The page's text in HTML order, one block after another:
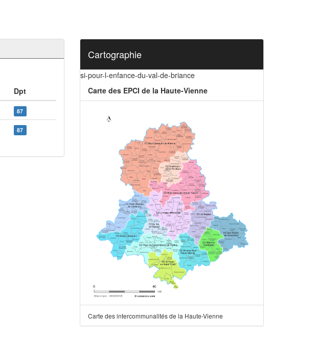
Dpt
87
87
Cartographie
si-pour-l-enfance-du-val-de-briance
Carte des EPCI de la Haute-Vienne
Carte des intercommunalités de la Haute-Vienne